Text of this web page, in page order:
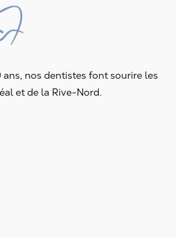
ans, nos dentistes font sourire les
et de la Rive-Nord.